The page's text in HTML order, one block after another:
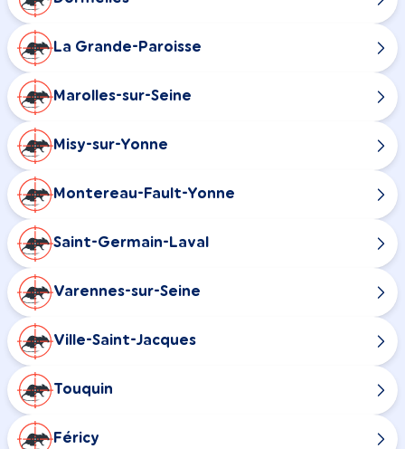
La Grande-Paroisse
Marolles-sur-Seine
Misy-sur-Yonne
Montereau-Fault-Yonne
Saint-Germain-Laval
Varennes-sur-Seine
Ville-Saint-Jacques
Touquin
Féricy